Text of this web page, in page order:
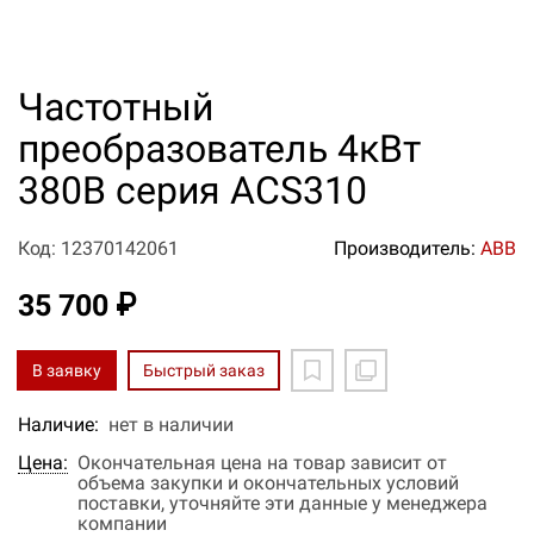
Частотный
преобразователь 4кВт
380В серия ACS310
Код: 12370142061 Производитель: ABB
35 700 ₽
В заявку Быстрый заказ
Наличие: нет в наличии
Цена: Окончательная цена на товар зависит от
объема закупки и окончательных условий
поставки, уточняйте эти данные у менеджера
компании